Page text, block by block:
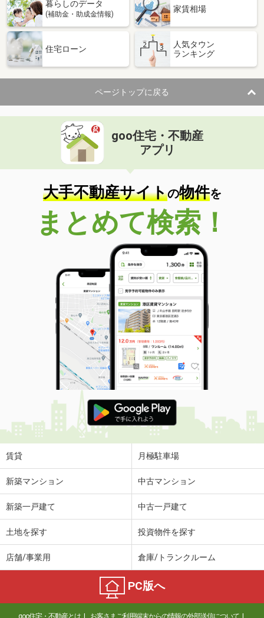
暮らしのデータ
(補助金・助成金情報)
家賃相場
住宅ローン
人気タウン
ランキング
ページトップに戻る
goo住宅・不動産
アプリ
大手不動産サイトの物件を
まとめて検索！
賃貸 月極駐車場
新築マンション 中古マンション
新築一戸建て 中古一戸建て
土地を探す 投資物件を探す
店舗/事業用 倉庫/トランクルーム
PC版へ
goo住宅・不動産とは お客さまご利用端末からの情報の外部送信について